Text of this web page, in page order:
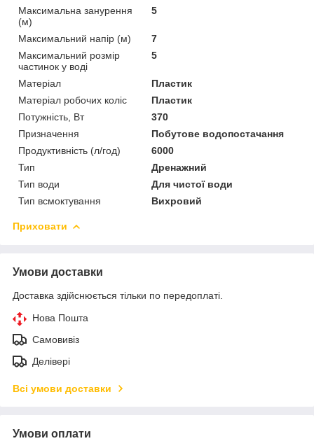
Максимальна занурення
(м)
5
Максимальний напір (м)
7
Максимальний розмір
частинок у воді
5
Матеріал
Пластик
Матеріал робочих коліс
Пластик
Потужність, Вт
370
Призначення
Побутове водопостачання
Продуктивність (л/год)
6000
Тип
Дренажний
Тип води
Для чистої води
Тип всмоктування
Вихровий
Приховати
Умови доставки
Доставка здійснюється тільки по передоплаті.
Нова Пошта
Самовивіз
Делівері
Всі умови доставки
Умови оплати